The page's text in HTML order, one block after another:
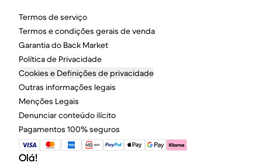
Termos de serviço
Termos e condições gerais de venda
Garantia do Back Market
Política de Privacidade
Cookies e Definições de privacidade
Outras informações legais
Menções Legais
Denunciar conteúdo ilícito
Pagamentos 100% seguros
Olá!